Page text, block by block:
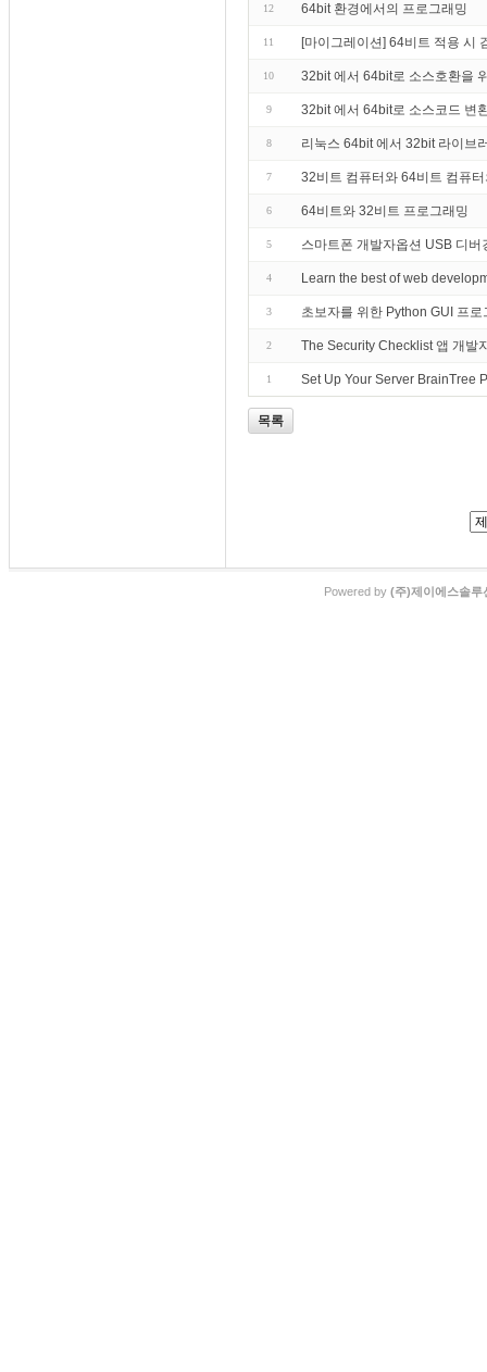
12 64bit 환경에서의 프로그래밍
11 [마이그레이션] 64비트 적용 시
10 32bit 에서 64bit로 소스호환을
9 32bit 에서 64bit로 소스코드 변
8 리눅스 64bit 에서 32bit 라이브
7 32비트 컴퓨터와 64비트 컴퓨
6 64비트와 32비트 프로그래밍
5 스마트폰 개발자옵션 USB 디버
4 Learn the best of web
3 초보자를 위한 Python GUI 프
2 The Security Checklist 앱 개발
1 Set Up Your Server BrainTree
목록
Powered by (주)제이에스솔루